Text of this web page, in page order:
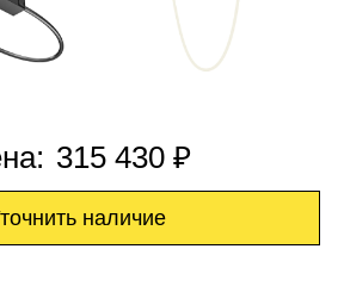
315 430 ₽
наличие